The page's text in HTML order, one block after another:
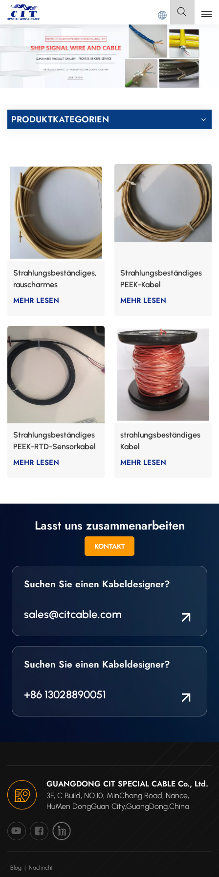
Co., Ltd. Deutsch
English
Français
Italiano
Español
PRODUKTKATEGORIEN
Strahlungsbeständiges,
rauscharmes
Koaxialkabel
MEHR LESEN
Strahlungsbeständiges
PEEK-Kabel
MEHR LESEN
Strahlungsbeständiges
PEEK-RTD-Sensorkabel
für die Nuklearindustrie
MEHR LESEN
strahlungsbeständiges
Kabel
MEHR LESEN
Lasst uns zusammenarbeiten
KONTAKT
Suchen Sie einen Kabeldesigner?
sales@citcable.com
Suchen Sie einen Kabeldesigner?
+86 13028890051
GUANGDONG CIT SPECIAL CABLE Co., Ltd.
3F, C Build, NO.10, MinChang Road, Nance,
HuMen DongGuan City,GuangDong.China.
Blog | Nachricht